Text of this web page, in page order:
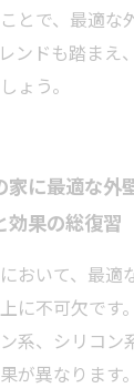
とで、最適な
ンドも踏まえ
ょう。
家に最適な外
効果の総復習
おいて、最適
に不可欠です
系、シリコン
が異なります